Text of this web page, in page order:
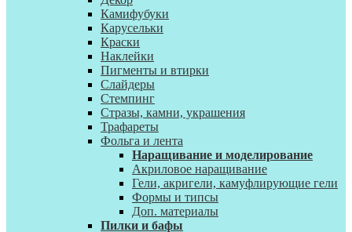
Камифубуки
Карусельки
Краски
Наклейки
Пигменты и втирки
Слайдеры
Стемпинг
Стразы, камни, украшения
Трафареты
Фольга и лента
Наращивание и моделирование
Акриловое наращивание
Гели, акригели, камуфлирующие гели
Формы и типсы
Доп. материалы
Пилки и бафы